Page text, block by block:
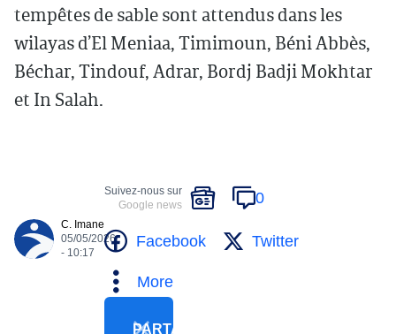
tempêtes de sable sont attendus dans les
wilayas d’El Meniaa, Timimoun, Béni Abbès,
Béchar, Tindouf, Adrar, Bordj Badji Mokhtar
et In Salah.
C. Imane
05/05/2026
- 10:17
Suivez-nous sur
Google news
0
Facebook Twitter
More
PARTAGER